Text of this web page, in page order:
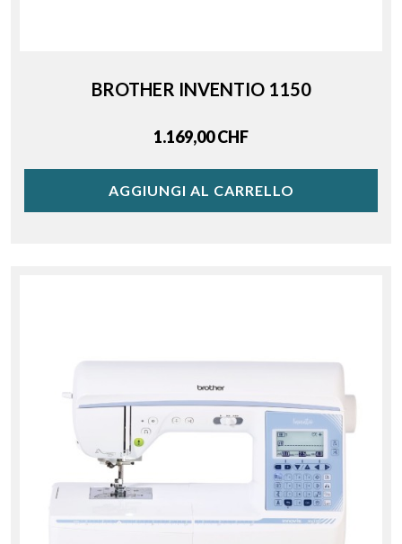
BROTHER INVENTIO 1150
Price
1.169,00 CHF
AGGIUNGI AL CARRELLO